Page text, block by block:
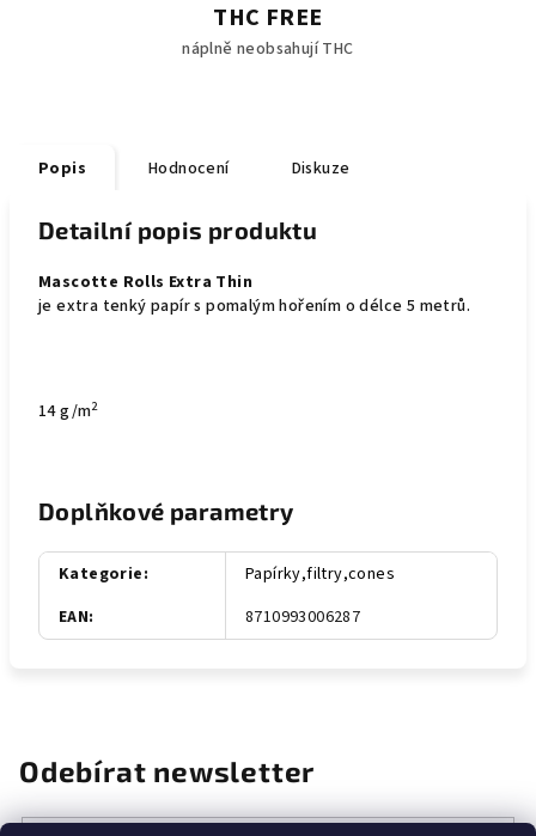
THC FREE
náplně neobsahují THC
Popis Hodnocení Diskuze
Detailní popis produktu
Mascotte Rolls Extra Thin
je extra tenký papír s pomalým hořením o délce 5 metrů.
14 g/m2
Doplňkové parametry
Kategorie:
Papírky,filtry,cones
EAN: 8710993006287
Odebírat newsletter